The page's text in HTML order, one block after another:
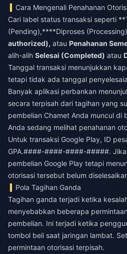
Cara Mengenali Penahanan
Cari label status transaksi seperti
(Pending),****Diproses
authorized), atau Penahanan
alih-alih Selesai (Completed) atau
Tanggal transaksi menunjukkan
tetapi tidak ada tanggal
Banyak aplikasi perbankan
secara terpisah dari tagihan yang
pembelian Chamet Anda muncul di
Anda sedang melihat penahanan
Untuk transaksi Google Play, ID
GPA.####-####-####-#####. Jika
pembelian Google Play tetapi
otorisasi tersebut belum
Pola Tagihan Ganda
Tagihan ganda terjadi ketika
menyebabkan beberapa
pembelian. Ini terjadi ketika
tombol beli saat jaringan lambat.
permintaan otorisasi terpisah.